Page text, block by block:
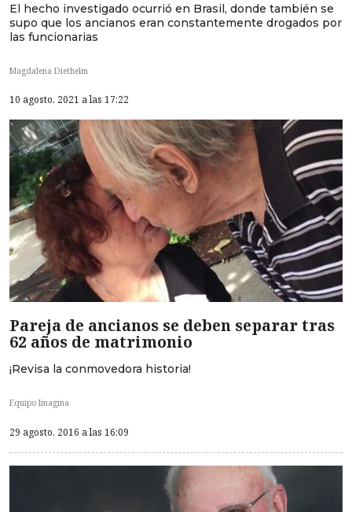
El hecho investigado ocurrió en Brasil, donde también se
supo que los ancianos eran constantemente drogados por
las funcionarias
Magdalena Diethelm
10 agosto, 2021 a las 17:22
Pareja de ancianos se deben separar tras
62 años de matrimonio
¡Revisa la conmovedora historia!
Equipo Imagina
29 agosto, 2016 a las 16:09